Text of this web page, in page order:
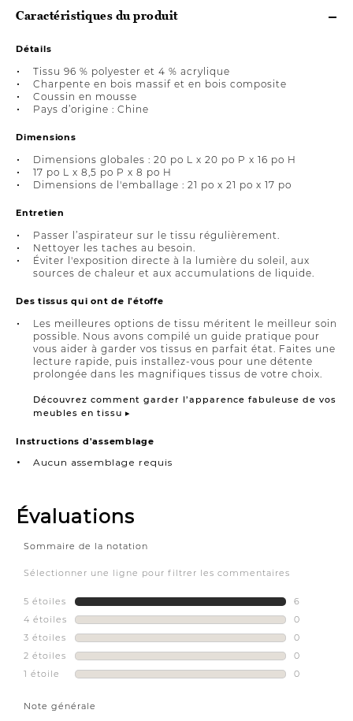
Caractéristiques du produit
Détails
Tissu 96 % polyester et 4 % acrylique
Charpente en bois massif et en bois composite
Coussin en mousse
Pays d’origine : Chine
Dimensions
Dimensions globales : 20 po L x 20 po P x 16 po H
17 po L x 8,5 po P x 8 po H
Dimensions de l'emballage : 21 po x 21 po x 17 po
Entretien
Passer l’aspirateur sur le tissu régulièrement.
Nettoyer les taches au besoin.
Éviter l'exposition directe à la lumière du soleil, aux
sources de chaleur et aux accumulations de liquide.
Des tissus qui ont de l'étoffe
Les meilleures options de tissu méritent le meilleur soin
possible. Nous avons compilé un guide pratique pour
vous aider à garder vos tissus en parfait état. Faites une
lecture rapide, puis installez-vous pour une détente
prolongée dans les magnifiques tissus de votre choix.
Découvrez comment garder l’apparence fabuleuse de vos
meubles en tissu ▸
Instructions d'assemblage
Aucun assemblage requis